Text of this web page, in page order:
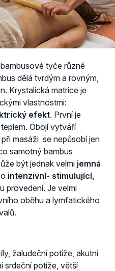
tyče různé
dělá tvrdým a rovným,
Krystalická matrice je
vlastnostmi:
efekt. První je
Obojí vytváří
masáži se nepůsobí jen
samotný bambus
být jednak velmi jemná
intenzivní- stimulující,
provedení. Je velmi
oběhu a lymfatického
žaludeční potíže, akutní
srdeční potíže, větší